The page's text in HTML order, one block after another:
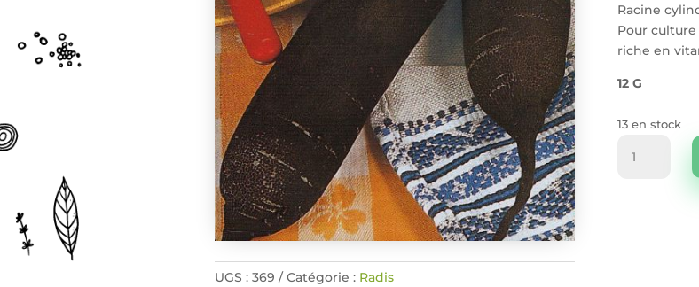
UGS : 369 Catégorie : Radis
Racine
Pour
riche en
12 G
13 en stock